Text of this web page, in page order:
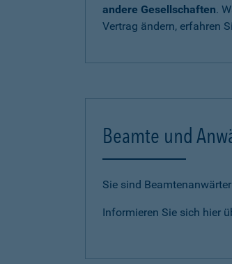
andere Gesellschaften.
Vertrag ändern, erfahren
Beamte und
Sie sind
Informieren Sie sich hier